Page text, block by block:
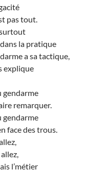
pas tout.
la pratique
a sa tactique,
explique
gendarme
remarquer.
gendarme
face des trous.
l’métier